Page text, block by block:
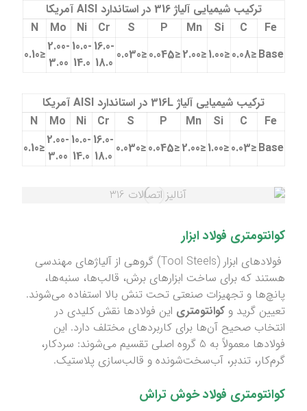
ترکیب شیمیایی آلیاژ316 در استانداردAISI آمریکا
Fe
C
Si
Mn
P
S
Cr
Ni
Mo
N
Base
≤0.08
≤1.00
≤2.00
≤0.045
≤0.030
16.0-
18.0
10.0-
14.0
2.00-
3.00
≤0.10
ترکیب شیمیایی آلیاژ316L در استانداردAISI آمریکا
Fe
C
Si
Mn
P
S
Cr
Ni
Mo
N
Base
≤0.03
≤1.00
≤2.00
≤0.045
≤0.030
16.0-
18.0
10.0-
14.0
2.00-
3.00
≤0.10
کوانتومتری فولاد ابزار
فولادهای ابزار (Tool Steels) گروهی از آلیاژهای مهندسی
هستند که برای ساخت ابزارهای برش، قالب‌ها، سنبه‌ها،
پانچ‌ها و تجهیزات صنعتی تحت تنش بالا استفاده می‌شوند.
تعیین گرید وکوانتومتری این فولادها نقش کلیدی در
انتخاب صحیح آن‌ها برای کاربردهای مختلف دارد. این
فولادها معمولاً به 5 گروه اصلی تقسیم می‌شوند: سردکار،
گرم‌کار، تندبر، آب‌سخت‌شونده و قالب‌سازی پلاستیک.
کوانتومتری فولاد خوش تراش